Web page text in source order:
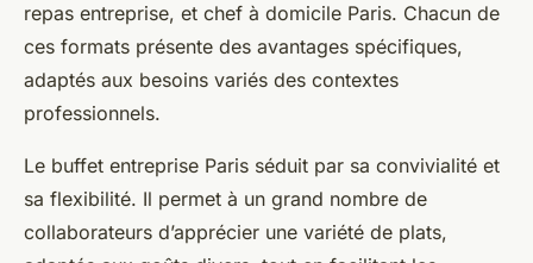
repas entreprise, et chef à domicile Paris. Chacun de
ces formats présente des avantages spécifiques,
adaptés aux besoins variés des contextes
professionnels.
Le buffet entreprise Paris séduit par sa convivialité et
sa flexibilité. Il permet à un grand nombre de
collaborateurs d’apprécier une variété de plats,